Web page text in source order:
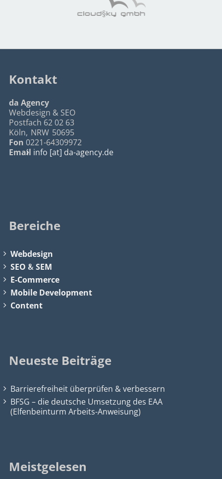
Kontakt
da Agency
Webdesign & SEO
Postfach 62 02 63
Köln, NRW 50695
Fon 0221-64309972
Email info [at] da-agency.de
Bereiche
Webdesign
SEO &SEM
E-Commerce
Mobile Development
Content
Neueste Beiträge
Barrierefreiheit überprüfen & verbessern
BFSG – die deutsche Umsetzung des EAA
(Elfenbeinturm Arbeits-Anweisung)
Meistgelesen